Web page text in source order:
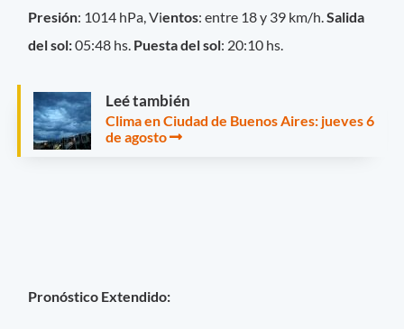
Presión: 1014 hPa, Vientos: entre 18 y 39 km/h.Salida
del sol:05:48 hs. Puesta del sol: 20:10 hs.
Leé también
Clima en Ciudad de Buenos Aires: jueves 6
de agosto
Pronóstico Extendido: